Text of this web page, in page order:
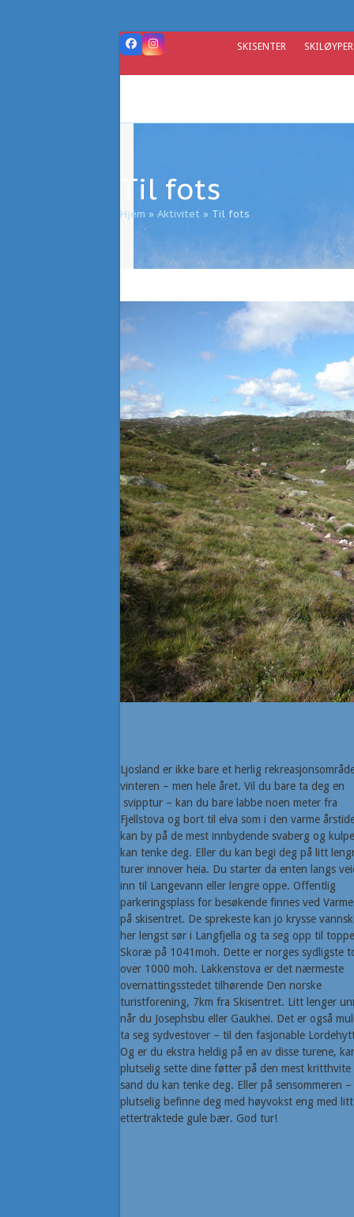
FacebookInstagram SKISENTER SKILØYPER
Til fots
Hjem » Aktivitet » Til fots
Ljosland er ikke bare et herlig
vinteren – men hele året. Vil du bare ta deg en
svipptur – kan du bare labbe noen meter fra
Fjellstova og bort til elva som i den varme
kan by på de mest innbydende svaberg og
kan tenke deg. Eller du kan begi deg på litt
turer innover heia. Du starter da enten langs
inn til Langevann eller lengre oppe. Offentlig
parkeringsplass for besøkende finnes ved
på skisentret. De sprekeste kan jo krysse
her lengst sør i Langfjella og ta seg opp til
Skoræ på 1041moh. Dette er norges sydligste
over 1000 moh. Lakkenstova er det nærmeste
overnattingsstedet tilhørende Den norske
turistforening, 7km fra Skisentret. Litt lenger
når du Josephsbu eller Gaukhei. Det er også
ta seg sydvestover – til den fasjonable
Og er du ekstra heldig på en av disse turene,
plutselig sette dine føtter på den mest kritthvite
sand du kan tenke deg. Eller på sensommeren –
plutselig befinne deg med høyvokst eng med litt
ettertraktede gule bær. God tur!